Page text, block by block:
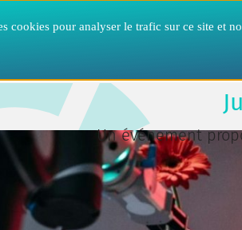
Entreprise
Un événement
cookies
cookies pour analyser le trafic sur ce site et